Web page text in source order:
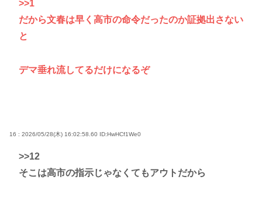
>>1
だから文春は早く高市の命令だったのか証拠出さない
と
デマ垂れ流してるだけになるぞ
16 : 2026/05/28(木) 16:02:58.60 ID:HwHCf1We0
>>12
そこは高市の指示じゃなくてもアウトだから